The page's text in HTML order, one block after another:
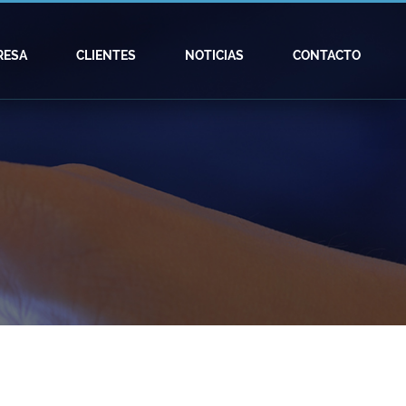
CLIENTES NOTICIAS CONTACTO